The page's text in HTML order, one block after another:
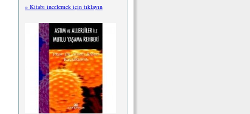
» Kitabı incelemek için tıklayın